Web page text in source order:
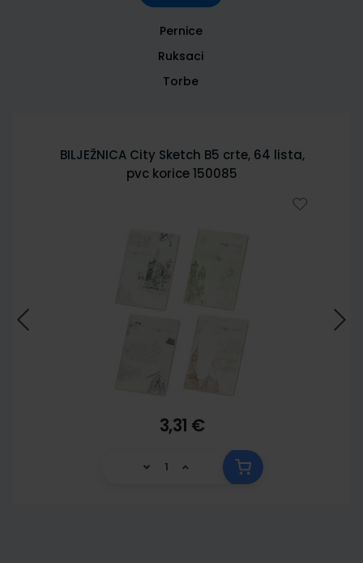
Pernice
Ruksaci
Torbe
BILJEŽNICA City Sketch B5 crte, 64 lista,
pvc korice 150085
3,31 €